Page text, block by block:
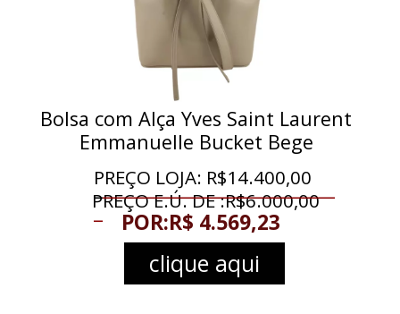
clique aqui
PREÇO E.Ú. DE :R$6.000,00
PREÇO LOJA: R$14.400,00
___________________________
_
Bolsa com Alça Yves Saint Laurent
Emmanuelle Bucket Bege
POR:R$ 4.569,23